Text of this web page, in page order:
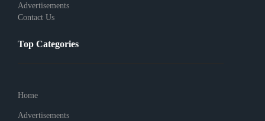
Advertisements
Contact Us
Top Categories
Home
Advertisements